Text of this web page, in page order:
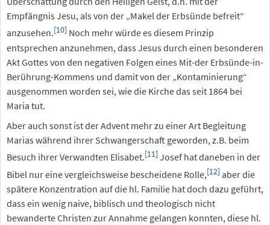
Empfängnis Jesu, als von der „Makel der Erbsünde befreit“
anzusehen.[10] Noch mehr würde es diesem Prinzip
entsprechen anzunehmen, dass Jesus durch einen besonderen
Akt Gottes von den negativen Folgen eines Mit-der Erbsünde-in-
Berührung-Kommens und damit von der „Kontaminierung“
ausgenommen worden sei, wie die Kirche das seit 1864 bei
Maria tut.
Aber auch sonst ist der Advent mehr zu einer Art Begleitung
Marias während ihrer Schwangerschaft geworden, z.B. beim
Besuch ihrer Verwandten Elisabet.[11] Josef hat daneben in der
Bibel nur eine vergleichsweise bescheidene Rolle,[12] aber die
spätere Konzentration auf die hl. Familie hat doch dazu geführt,
dass ein wenig naive, biblisch und theologisch nicht
bewanderte Christen zur Annahme gelangen konnten, diese hl.